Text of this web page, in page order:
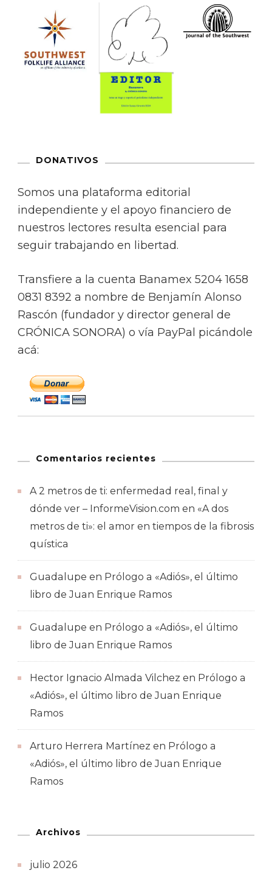
DONATIVOS
Somos una plataforma editorial
independiente y el apoyo financiero de
nuestros lectores resulta esencial para
seguir trabajando en libertad.
Transfiere a la cuenta Banamex 5204 1658
0831 8392 a nombre de Benjamín Alonso
Rascón (fundador y director general de
CRÓNICA SONORA) o vía PayPal picándole
acá:
Comentarios recientes
A 2 metros de ti: enfermedad real, final y
dónde ver – InformeVision.com en «A dos
metros de ti»: el amor en tiempos de la fibrosis
quística
Guadalupe en Prólogo a «Adiós», el último
libro de Juan Enrique Ramos
Guadalupe en Prólogo a «Adiós», el último
libro de Juan Enrique Ramos
Hector Ignacio Almada Vilchez en Prólogo a
«Adiós», el último libro de Juan Enrique
Ramos
Arturo Herrera Martínez en Prólogo a
«Adiós», el último libro de Juan Enrique
Ramos
Archivos
julio 2026